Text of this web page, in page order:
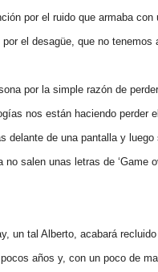
por el ruido que armaba
el desagüe, que no tenemos
por la simple razón de
nos están haciendo perder
delante de una pantalla y
salen unas letras de ‘Game
un tal Alberto, acabará
años y, con un poco de